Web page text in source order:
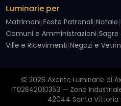
Luminarie per
Matrimoni|Feste Patronali|Natale|
Comuni e Amministrazioni|Sagre
Ville e Ricevimenti|Negozi e
© 2026 Axente Luminarie di
IT02842010353 — Zona
42044 Santa Vittoria